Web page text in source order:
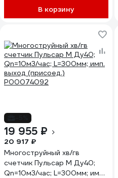
В корзину
19 955 ₽
20 917 ₽
Многоструйный хв/гв
счетчик Пульсар М Ду40;
Qn=10м3/час; L=300мм; имп.